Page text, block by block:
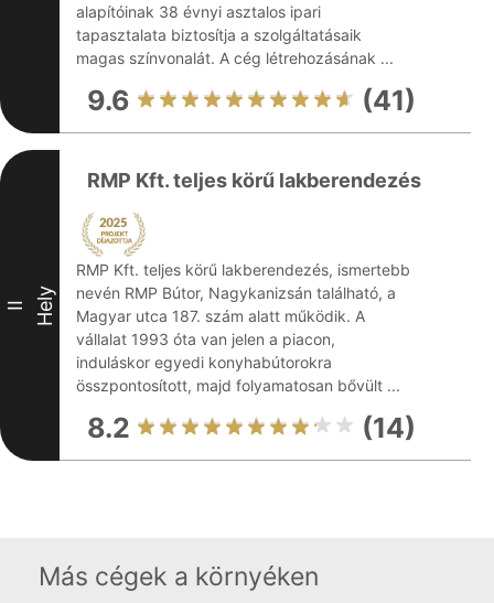
alapítóinak 38 évnyi asztalos ipari
tapasztalata biztosítja a szolgáltatásaik
magas színvonalát. A cég létrehozásának ...
9.6 (41)
II Hely
RMP Kft. teljes körű lakberendezés
RMP Kft. teljes körű lakberendezés, ismertebb
nevén RMP Bútor, Nagykanizsán található, a
Magyar utca 187. szám alatt működik. A
vállalat 1993 óta van jelen a piacon,
induláskor egyedi konyhabútorokra
összpontosított, majd folyamatosan bővült ...
8.2 (14)
Más cégek a környéken